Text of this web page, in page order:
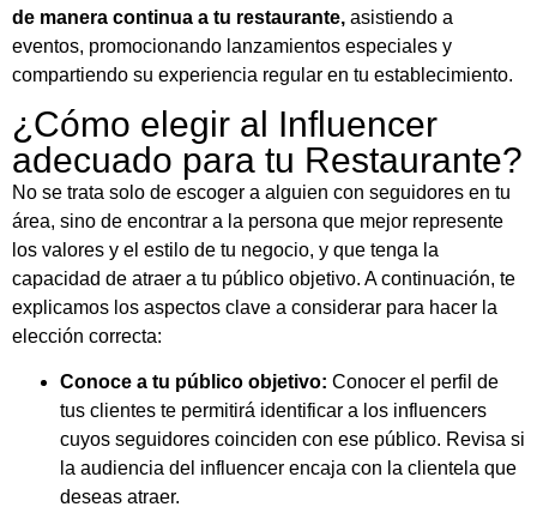
de manera continua a tu restaurante, asistiendo a
eventos, promocionando lanzamientos especiales y
compartiendo su experiencia regular en tu establecimiento.
¿Cómo elegir al Influencer
adecuado para tu Restaurante?
No se trata solo de escoger a alguien con seguidores en tu
área, sino de encontrar a la persona que mejor represente
los valores y el estilo de tu negocio, y que tenga la
capacidad de atraer a tu público objetivo. A continuación, te
explicamos los aspectos clave a considerar para hacer la
elección correcta:
Conoce a tu público objetivo: Conocer el perfil de
tus clientes te permitirá identificar a los influencers
cuyos seguidores coinciden con ese público. Revisa si
la audiencia del influencer encaja con la clientela que
deseas atraer.